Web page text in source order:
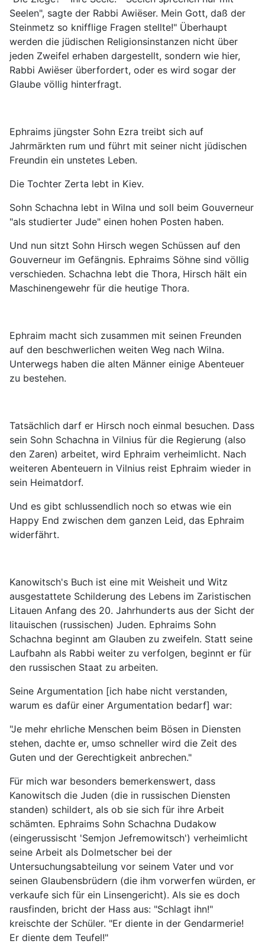
Seelen", sagte der Rabbi Awiëser. Mein Gott, daß der
Steinmetz so knifflige Fragen stellte!" Überhaupt
werden die jüdischen Religionsinstanzen nicht über
jeden Zweifel erhaben dargestellt, sondern wie hier,
Rabbi Awiëser überfordert, oder es wird sogar der
Glaube völlig hinterfragt.
Ephraims jüngster Sohn Ezra treibt sich auf
Jahrmärkten rum und führt mit seiner nicht jüdischen
Freundin ein unstetes Leben.
Die Tochter Zerta lebt in Kiev.
Sohn Schachna lebt in Wilna und soll beim Gouverneur
"als studierter Jude" einen hohen Posten haben.
Und nun sitzt Sohn Hirsch wegen Schüssen auf den
Gouverneur im Gefängnis. Ephraims Söhne sind völlig
verschieden. Schachna lebt die Thora, Hirsch hält ein
Maschinengewehr für die heutige Thora.
Ephraim macht sich zusammen mit seinen Freunden
auf den beschwerlichen weiten Weg nach Wilna.
Unterwegs haben die alten Männer einige Abenteuer
zu bestehen.
Tatsächlich darf er Hirsch noch einmal besuchen. Dass
sein Sohn Schachna in Vilnius für die Regierung (also
den Zaren) arbeitet, wird Ephraim verheimlicht. Nach
weiteren Abenteuern in Vilnius reist Ephraim wieder in
sein Heimatdorf.
Und es gibt schlussendlich noch so etwas wie ein
Happy End zwischen dem ganzen Leid, das Ephraim
widerfährt.
Kanowitsch's Buch ist eine mit Weisheit und Witz
ausgestattete Schilderung des Lebens im Zaristischen
Litauen Anfang des 20. Jahrhunderts aus der Sicht der
litauischen (russischen) Juden. Ephraims Sohn
Schachna beginnt am Glauben zu zweifeln. Statt seine
Laufbahn als Rabbi weiter zu verfolgen, beginnt er für
den russischen Staat zu arbeiten.
Seine Argumentation [ich habe nicht verstanden,
warum es dafür einer Argumentation bedarf] war:
"Je mehr ehrliche Menschen beim Bösen in Diensten
stehen, dachte er, umso schneller wird die Zeit des
Guten und der Gerechtigkeit anbrechen."
Für mich war besonders bemerkenswert, dass
Kanowitsch die Juden (die in russischen Diensten
standen) schildert, als ob sie sich für ihre Arbeit
schämten. Ephraims Sohn Schachna Dudakow
(eingerussischt 'Semjon Jefremowitsch') verheimlicht
seine Arbeit als Dolmetscher bei der
Untersuchungsabteilung vor seinem Vater und vor
seinen Glaubensbrüdern (die ihm vorwerfen würden, er
verkaufe sich für ein Linsengericht). Als sie es doch
rausfinden, bricht der Hass aus: "Schlagt ihn!"
kreischte der Schüler. "Er diente in der Gendarmerie!
Er diente dem Teufel!"